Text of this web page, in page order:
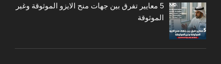
5 معايير تفرق بين جهات منح الايزو الموثوقة وغير
الموثوقة